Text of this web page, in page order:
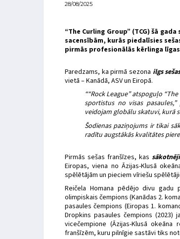
28/08/2025
“The Curling Group” (TCG) šā
sacensībām, kurās piedalīsies
pirmās profesionālās kērlinga
Paredzams, ka pirmā sezona ilgs
vietā – Kanādā, ASV un Eiropā.
““Rock League” atspoguļo
sportistus no visas
veidojam globālu skatuvi, kurā
Šodienas paziņojums ir tikai
radītu augstākās kvalitātes
Pirmās sešas franšīzes, kas
Eiropas, viena no Āzijas-Klusā
spēlētājām un pieciem vīriešu
Reičela Homana pēdējo divu gadu
olimpiskais čempions (Kanādas 2.
pasaules čempions (Eiropas 1.
Dropkins pasaules čempions (2023)
vicečempione (Āzijas-Klusā okeāna
franšīzēm, kuru pilnīgie sastāvi tiks